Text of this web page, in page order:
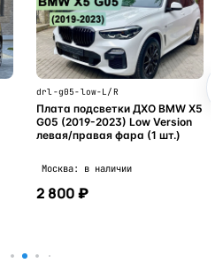
drl-g05-low-L/R
Плата подсветки ДХО BMW X5
G05 (2019-2023) Low Version
левая/правая фара (1 шт.)
Москва: в наличии
2 800 ₽